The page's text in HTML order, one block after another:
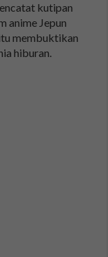
kutipan
anime Jepun
membuktikan
hiburan.